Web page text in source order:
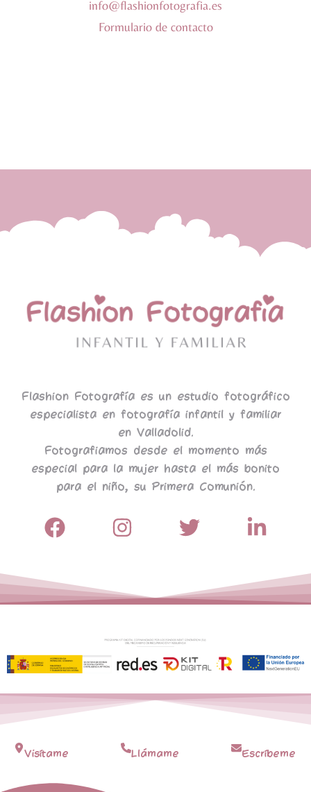
info@flashionfotografia.es
Formulario de contacto
Flashion Fotografía es un estudio fotográfico
especialista en fotografía infantil y familiar
en Valladolid.
Fotografiamos desde el momento más
especial para la mujer hasta el más bonito
para el niño, su Primera Comunión.
Visítame Llámame Escríbeme